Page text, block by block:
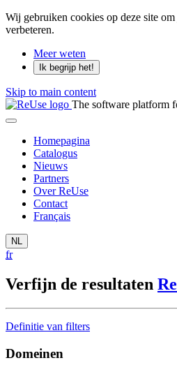
Wij gebruiken cookies op deze site
verbeteren.
Meer weten
Ik begrijp het!
Skip to main content
The software platform
Homepagina
Catalogus
Nieuws
Partners
Over ReUse
Contact
Français
NL
fr
Verfijn de resultaten
Definitie van filters
Domeinen